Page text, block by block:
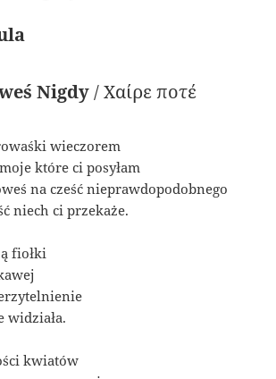
Nigdy/ Χαίρε ποτέ
wieczorem
które ci posyłam
na cześć nieprawdopodobnego
niech ci przekaże.
fiołki
widziała.
kwiatów